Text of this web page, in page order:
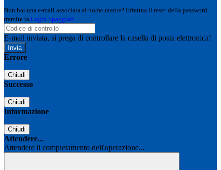
Non hai una e-mail associata al nome utente? Effettua il reset della password
tramite la Login Spaggiari
E-mail inviata, si prega di controllare la casella di posta elettronica!
Errore
Chiudi
Successo
Chiudi
Informazione
Chiudi
Attendere...
Attendere il completamento dell'operazione...